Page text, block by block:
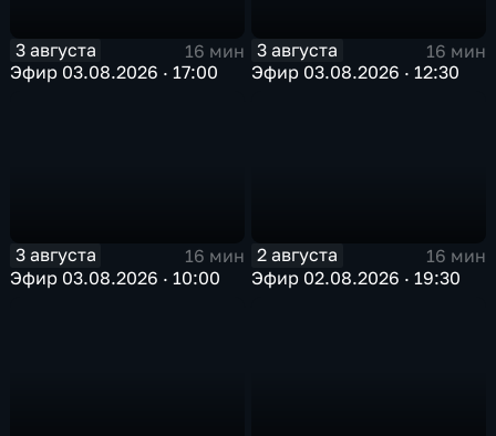
3 августа
16 мин
Эфир 03.08.2026 · 17:00
3 августа
16 мин
Эфир 03.08.2026 · 12:30
3 августа
16 мин
Эфир 03.08.2026 · 10:00
2 августа
16 мин
Эфир 02.08.2026 · 19:30